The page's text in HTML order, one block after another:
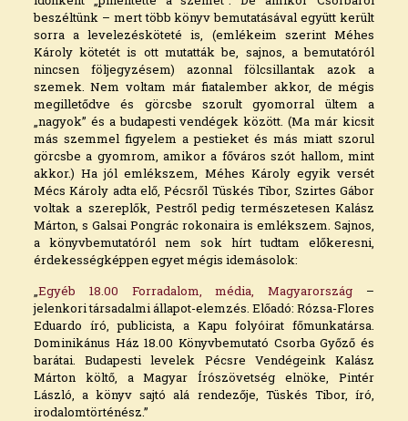
beszéltünk – mert több könyv bemutatásával együtt került
sorra a levelezésköteté is, (emlékeim szerint Méhes
Károly kötetét is ott mutatták be, sajnos, a bemutatóról
nincsen följegyzésem) azonnal fölcsillantak azok a
szemek. Nem voltam már fiatalember akkor, de mégis
megilletődve és görcsbe szorult gyomorral ültem a
„nagyok” és a budapesti vendégek között. (Ma már kicsit
más szemmel figyelem a pestieket és más miatt szorul
görcsbe a gyomrom, amikor a főváros szót hallom, mint
akkor.) Ha jól emlékszem, Méhes Károly egyik versét
Mécs Károly adta elő, Pécsről Tüskés Tibor, Szirtes Gábor
voltak a szereplők, Pestről pedig természetesen Kalász
Márton, s Galsai Pongrác rokonaira is emlékszem. Sajnos,
a könyvbemutatóról nem sok hírt tudtam előkeresni,
érdekességképpen egyet mégis idemásolok:
„Egyéb 18.00 Forradalom, média, Magyarország –
jelenkori társadalmi állapot-elemzés. Előadó: Rózsa-Flores
Eduardo író, publicista, a Kapu folyóirat főmunkatársa.
Dominikánus Ház 18.00 Könyvbemutató Csorba Győző és
barátai. Budapesti levelek Pécsre Vendégeink Kalász
Márton költő, a Magyar Írószövetség elnöke, Pintér
László, a könyv sajtó alá rendezője, Tüskés Tibor, író,
irodalomtörténész.”